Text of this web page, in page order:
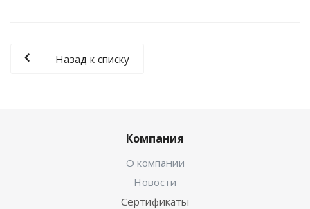
Назад к списку
Компания
О компании
Новости
Сертификаты